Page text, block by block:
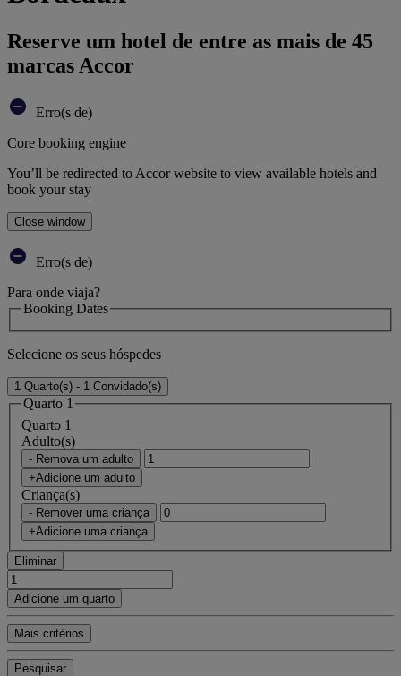
Reserve um hotel de entre as mais de 45
marcas Accor
Erro(s de)
Core booking engine
You’ll be redirected to Accor website to view available hotels and
book your stay
Close window
Erro(s de)
Para onde viaja?
Booking Dates
Selecione os seus hóspedes
1 Quarto(s) - 1 Convidado(s)
Quarto 1
Quarto 1
Adulto(s)
- Remova um adulto
+Adicione um adulto
Criança(s)
- Remover uma criança
+Adicione uma criança
Eliminar
Adicione um quarto
Mais critérios
Pesquisar